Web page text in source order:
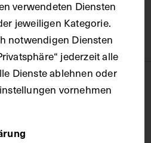
verwendeten Diensten
jeweiligen Kategorie.
notwendigen Diensten
jederzeit alle
Dienste ablehnen oder
vornehmen